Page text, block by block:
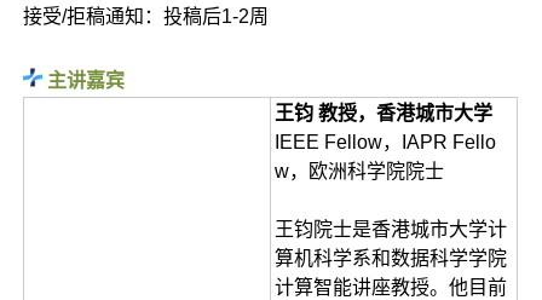
接受/拒稿通知：投稿后1-2周
主讲嘉宾
王钧 教授，香港城市大学
IEEE Fellow，IAPR Fello
w，欧洲科学院院士
王钧院士是香港城市大学计
算机科学系和数据科学学院
计算智能讲座教授。他目前